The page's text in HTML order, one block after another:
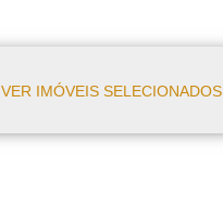
VER IMÓVEIS SELECIONADOS